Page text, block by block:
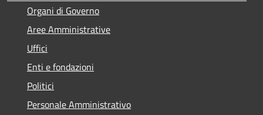
Organi di Governo
Aree Amministrative
Uffici
Enti e fondazioni
Politici
Personale Amministrativo